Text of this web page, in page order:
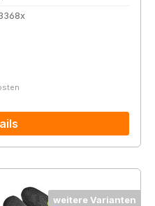
weitere Varianten